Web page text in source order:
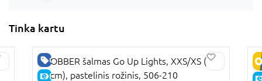
Tinka kartu
GERA KAINA
E-KAINA
GLOBBER šalmas Go Up Lights, XXS/XS (45-
51cm), pastelinis rožinis, 506-210